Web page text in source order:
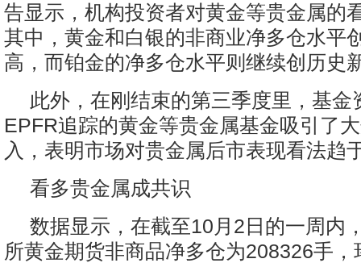
告显示，机构投资者对黄金等贵金属的
其中，黄金和白银的非商业净多仓水平
高，而铂金的净多仓水平则继续创历史
此外，在刚结束的第三季度里，基金
EPFR追踪的黄金等贵金属基金吸引了
入，表明市场对贵金属后市表现看法趋
看多贵金属成共识
数据显示，在截至10月2日的一周内
所黄金期货非商品净多仓为208326手